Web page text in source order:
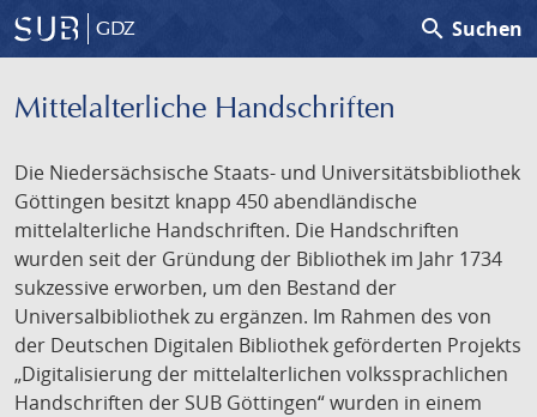
GDZ search Suchen
Mittelalterliche Handschriften
Die Niedersächsische Staats- und Universitätsbibliothek
Göttingen besitzt knapp 450 abendländische
mittelalterliche Handschriften. Die Handschriften
wurden seit der Gründung der Bibliothek im Jahr 1734
sukzessive erworben, um den Bestand der
Universalbibliothek zu ergänzen. Im Rahmen des von
der Deutschen Digitalen Bibliothek geförderten Projekts
„Digitalisierung der mittelalterlichen volkssprachlichen
Handschriften der SUB Göttingen“ wurden in einem